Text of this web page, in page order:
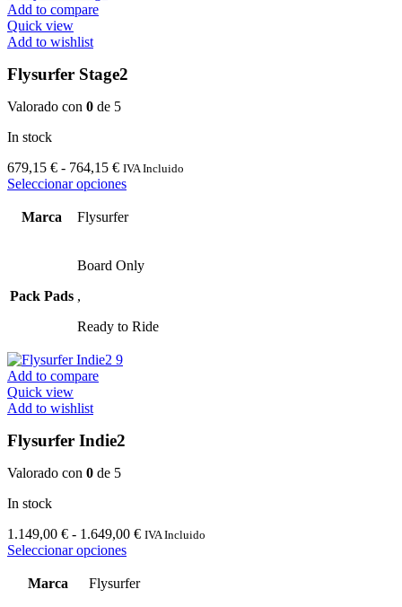
Add to compare
Quick view
Add to wishlist
Flysurfer Stage2
Valorado con 0 de 5
In stock
679,15 € - 764,15 €Rango
de
desde
764,15 €
IVA Incluido
Seleccionar opcionesEste
tiene
Las
elegir
Marca Flysurfer
Pack Pads
Board Only
,
Ready to Ride
Add to compare
Quick view
Add to wishlist
Flysurfer Indie2
Valorado con 0 de 5
In stock
1.149,00 € - 1.649,00 €Rango
desde
IVA Incluido
Seleccionar opcionesEste
tiene
Marca Flysurfer